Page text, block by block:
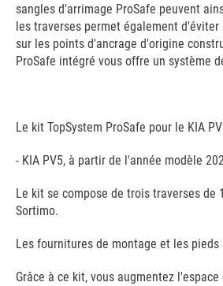
sangles d'arrimage ProSafe peuvent
les traverses permet également
sur les points d'ancrage d'origine
ProSafe intégré vous offre un système
Le kit TopSystem ProSafe pour le KIA
- KIA PV5, à partir de l'année modèle
Le kit se compose de trois traverses
Sortimo.
Les fournitures de montage et les
Grâce à ce kit, vous augmentez